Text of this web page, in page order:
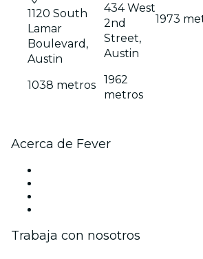
1120 South
Lamar
Boulevard,
Austin
1038 metros
434 West
2nd
Street,
Austin
1962
metros
1973
Acerca de Fever
Trabaja con nosotros